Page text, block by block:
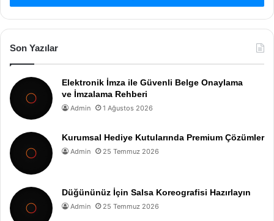
Son Yazılar
Elektronik İmza ile Güvenli Belge Onaylama
ve İmzalama Rehberi
Admin 1 Ağustos 2026
Kurumsal Hediye Kutularında Premium Çözümler
Admin 25 Temmuz 2026
Düğününüz İçin Salsa Koreografisi Hazırlayın
Admin 25 Temmuz 2026